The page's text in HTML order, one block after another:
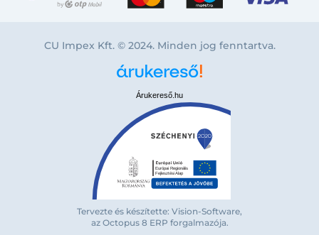
Bejelentkezés e-mail-címmel
CU Impex Kft. © 2024. Minden jog fenntartva.
Árukereső.hu
Tervezte és készítette: Vision-Software,
az Octopus 8 ERP forgalmazója.